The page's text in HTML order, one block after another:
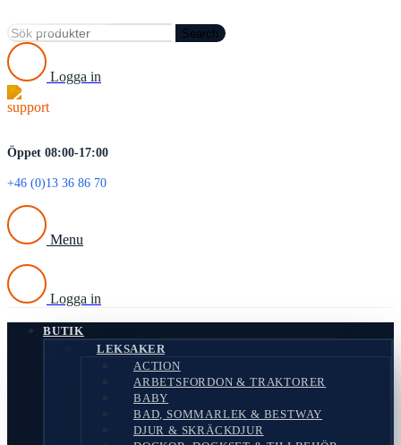
Search
Logga in
Öppet 08:00-17:00
+46 (0)13 36 86 70
Menu
Logga in
BUTIK
LEKSAKER
ACTION
ARBETSFORDON & TRAKTORER
BABY
BAD, SOMMARLEK & BESTWAY
DJUR & SKRÄCKDJUR